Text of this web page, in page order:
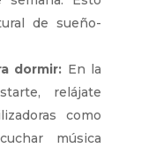
de sueño-
dormir: En la
relájate
como
música